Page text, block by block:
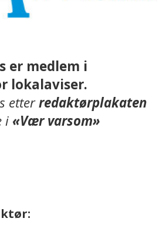
er medlem i
lokalaviser.
etterredaktørplakaten
i«Vær varsom»